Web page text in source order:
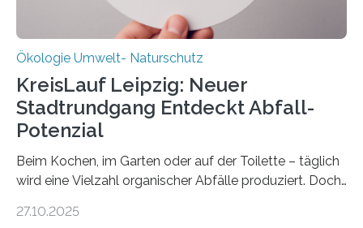
Ökologie Umwelt- Naturschutz
KreisLauf Leipzig: Neuer
Stadtrundgang Entdeckt Abfall-
Potenzial
Beim Kochen, im Garten oder auf der Toilette – täglich
wird eine Vielzahl organischer Abfälle produziert. Doch
Potenzial nur dann entfalten können, wenn sie in
27.10.2025